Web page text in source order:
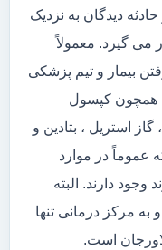
دیدگان به نزدیک
می گیرد. معمولاً
بیمار و تیم پزشکی
همچون کپسول
استریل ، بتادین و
عموماً در موارد
وجود دارند. البته
به مرکز درمانی تنها
است.